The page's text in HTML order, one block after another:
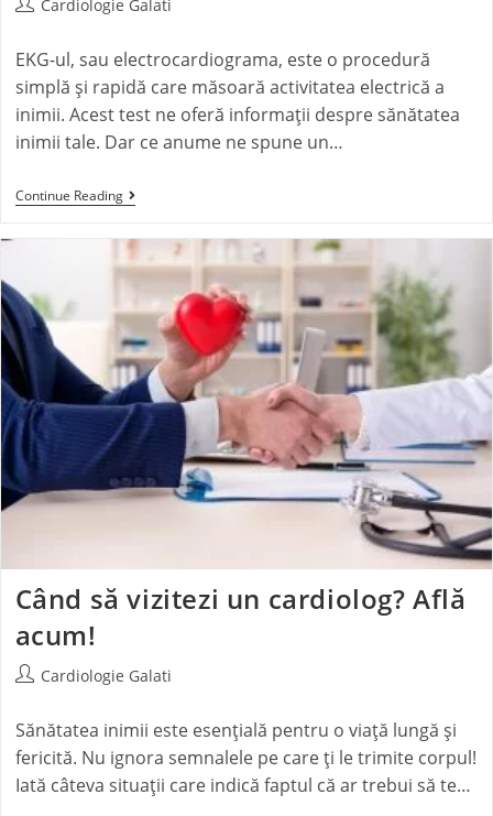
Cardiologie Galati
EKG-ul, sau electrocardiograma, este o procedură
simplă și rapidă care măsoară activitatea electrică a
inimii. Acest test ne oferă informații despre sănătatea
inimii tale. Dar ce anume ne spune un…
Continue Reading
Când să vizitezi un cardiolog? Află
acum!
Cardiologie Galati
Sănătatea inimii este esențială pentru o viață lungă și
fericită. Nu ignora semnalele pe care ți le trimite corpul!
Iată câteva situații care indică faptul că ar trebui să te…